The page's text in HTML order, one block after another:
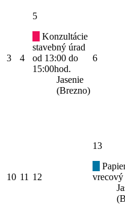
3 4
5
Konzultácie
stavebný úrad
od 13:00 do
15:00hod.
Jasenie
(Brezno)
6
10 11 12
13
vrecový